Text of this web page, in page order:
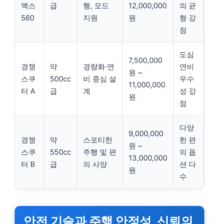
맥스
560
급
행, 모드
지원
12,000,000
원
의 균
형 강
점
경쟁
스쿠
터 A
약
500cc
급
경량화·연
비 중심 설
계
7,500,000
원 ~
11,000,000
원
도심
연비
우수
성 강
점
경쟁
스쿠
터 B
약
550cc
급
스포티한
주행 및 편
의 사양
9,000,000
원 ~
13,000,000
원
다양
한 편
의 옵
션 다
수
안전 기술과 주행 안정성, 신뢰의